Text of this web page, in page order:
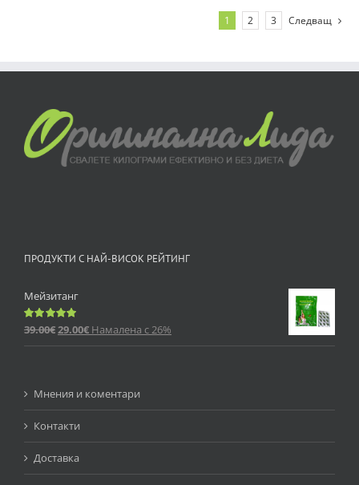
1 2 3 Следващ
ПРОДУКТИ С НАЙ-ВИСОК РЕЙТИНГ
Мейзитанг
Оценено
39.00€29.00€ Намалена с 26%
Мнения и коментари
Контакти
Доставка